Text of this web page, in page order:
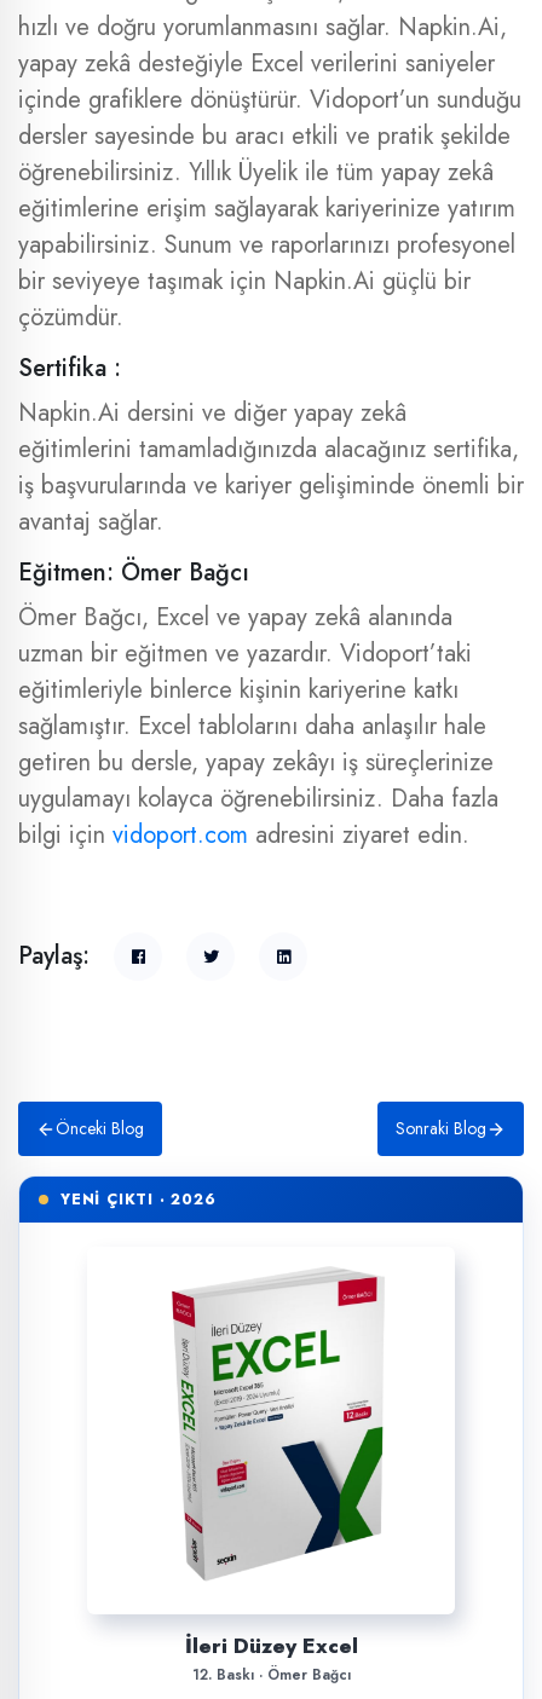
hızlı ve doğru yorumlanmasını sağlar. Napkin.Ai,
yapay zekâ desteğiyle Excel verilerini saniyeler
içinde grafiklere dönüştürür. Vidoport’un sunduğu
dersler sayesinde bu aracı etkili ve pratik şekilde
öğrenebilirsiniz. Yıllık Üyelik ile tüm yapay zekâ
eğitimlerine erişim sağlayarak kariyerinize yatırım
yapabilirsiniz. Sunum ve raporlarınızı profesyonel
bir seviyeye taşımak için Napkin.Ai güçlü bir
çözümdür.
Sertifika :
Napkin.Ai dersini ve diğer yapay zekâ
eğitimlerini tamamladığınızda alacağınız sertifika,
iş başvurularında ve kariyer gelişiminde önemli bir
avantaj sağlar.
Eğitmen: Ömer Bağcı
Ömer Bağcı, Excel ve yapay zekâ alanında
uzman bir eğitmen ve yazardır. Vidoport’taki
eğitimleriyle binlerce kişinin kariyerine katkı
sağlamıştır. Excel tablolarını daha anlaşılır hale
getiren bu dersle, yapay zekâyı iş süreçlerinize
uygulamayı kolayca öğrenebilirsiniz. Daha fazla
bilgi için vidoport.com adresini ziyaret edin.
Paylaş:
Önceki Blog Sonraki Blog
YENİ ÇIKTI · 2026
İleri Düzey Excel
12. Baskı · Ömer Bağcı